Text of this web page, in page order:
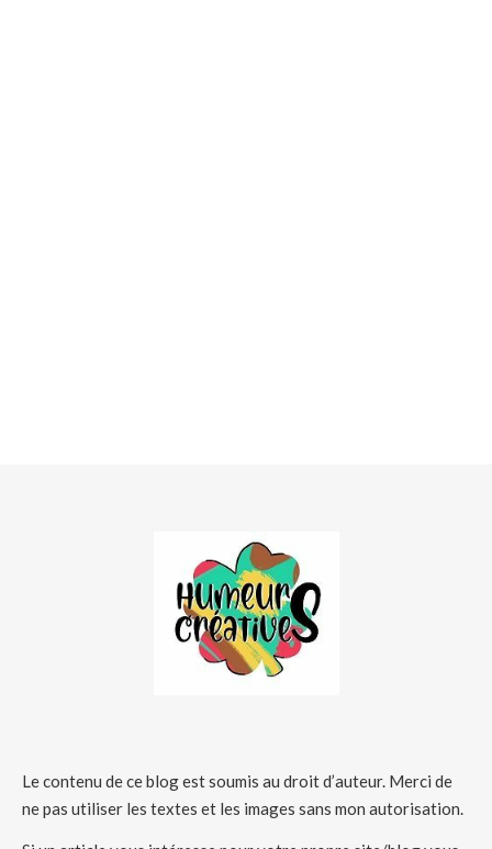
Le contenu de ce blog est soumis au droit d’auteur. Merci de
ne pas utiliser les textes et les images sans mon autorisation.